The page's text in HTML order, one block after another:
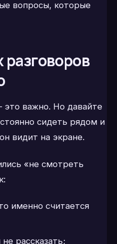
вопросы, которые
это важно. Но давайте
сидеть рядом и
видит на экране.
«не смотреть
именно считается
рассказать;